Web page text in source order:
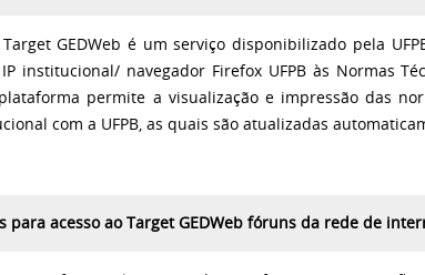
GEDWeb é um serviço disponibilizado pela
institucional/ navegador Firefox UFPB às Normas
plataforma permite a visualização e impressão das
com a UFPB, as quais são atualizadas
para acesso ao Target GEDWeb fóruns da rede de